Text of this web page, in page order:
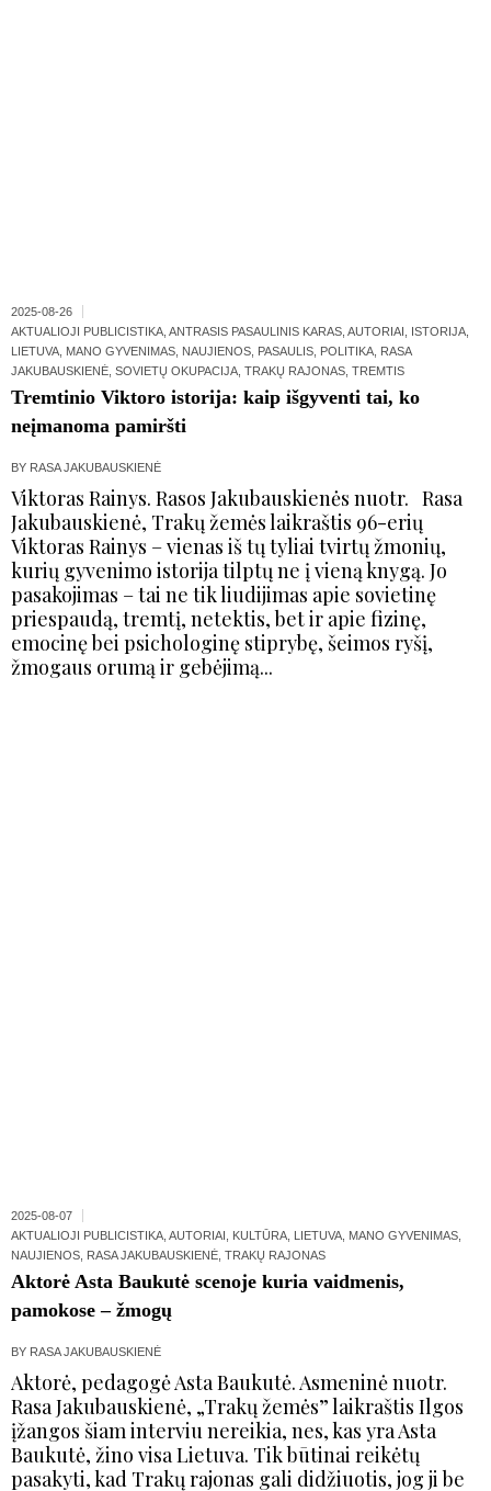
2025-08-26
AKTUALIOJI PUBLICISTIKA ANTRASIS PASAULINIS KARAS AUTORIAI ISTORIJA
LIETUVA MANO GYVENIMAS NAUJIENOS PASAULIS POLITIKA RASA
JAKUBAUSKIENĖ SOVIETŲ OKUPACIJA TRAKŲ RAJONAS TREMTIS
Tremtinio Viktoro istorija: kaip išgyventi tai, ko
neįmanoma pamiršti
BY RASA JAKUBAUSKIENĖ
Viktoras Rainys. Rasos Jakubauskienės nuotr. Rasa
Jakubauskienė, Trakų žemės laikraštis 96-erių
Viktoras Rainys – vienas iš tų tyliai tvirtų žmonių,
kurių gyvenimo istorija tilptų ne į vieną knygą. Jo
pasakojimas – tai ne tik liudijimas apie sovietinę
priespaudą, tremtį, netektis, bet ir apie fizinę,
emocinę bei psichologinę stiprybę, šeimos ryšį,
žmogaus orumą ir gebėjimą...
2025-08-07
AKTUALIOJI PUBLICISTIKA AUTORIAI KULTŪRA LIETUVA MANO GYVENIMAS
NAUJIENOS RASA JAKUBAUSKIENĖ TRAKŲ RAJONAS
Aktorė Asta Baukutė scenoje kuria vaidmenis,
pamokose – žmogų
BY RASA JAKUBAUSKIENĖ
Aktorė, pedagogė Asta Baukutė. Asmeninė nuotr.
Rasa Jakubauskienė, „Trakų žemės” laikraštis Ilgos
įžangos šiam interviu nereikia, nes, kas yra Asta
Baukutė, žino visa Lietuva. Tik būtinai reikėtų
pasakyti, kad Trakų rajonas gali didžiuotis, jog ji be